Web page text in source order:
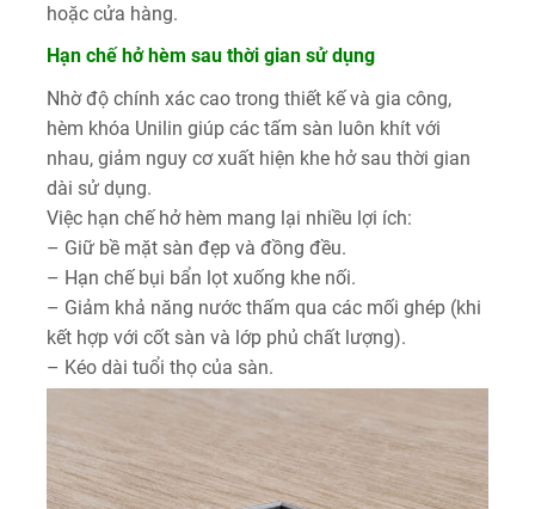
hoặc cửa hàng.
Hạn chế hở hèm sau thời gian sử dụng
Nhờ độ chính xác cao trong thiết kế và gia công,
hèm khóa Unilin giúp các tấm sàn luôn khít với
nhau, giảm nguy cơ xuất hiện khe hở sau thời gian
dài sử dụng.
Việc hạn chế hở hèm mang lại nhiều lợi ích:
– Giữ bề mặt sàn đẹp và đồng đều.
– Hạn chế bụi bẩn lọt xuống khe nối.
– Giảm khả năng nước thấm qua các mối ghép (khi
kết hợp với cốt sàn và lớp phủ chất lượng).
– Kéo dài tuổi thọ của sàn.